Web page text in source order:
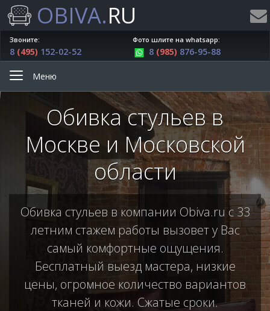
OBIVA.RU
Звоните:
8 (495) 152-02-52
Фото шлите на whatsapp:
8 (985) 876-95-88
Меню
Обивка стульев в
Москве и Московской
области
Обивка стульев в компании Obiva.ru с 33
летним стажем работы вызовет у Вас
самый комфортные ощущения.
Бесплатный выезд мастера, низкие
цены, огромное количество вариантов
тканей и кожи. Сжатые сроки.